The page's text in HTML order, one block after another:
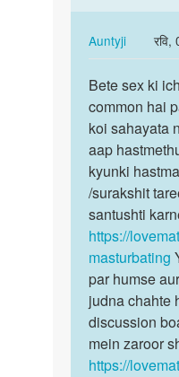
hu
Auntyji
रवि,
In
reply
to
May
sex
krna
chats
hu
by
Mausa
pingua
Bete
sex
ki
ichchha
hona…
Bete sex ki
common hai
koi sahayata
aap
kyunki
/surakshit
santushti
https://
masturbating
par humse
judna chahte
discussion
mein zaroor
https://